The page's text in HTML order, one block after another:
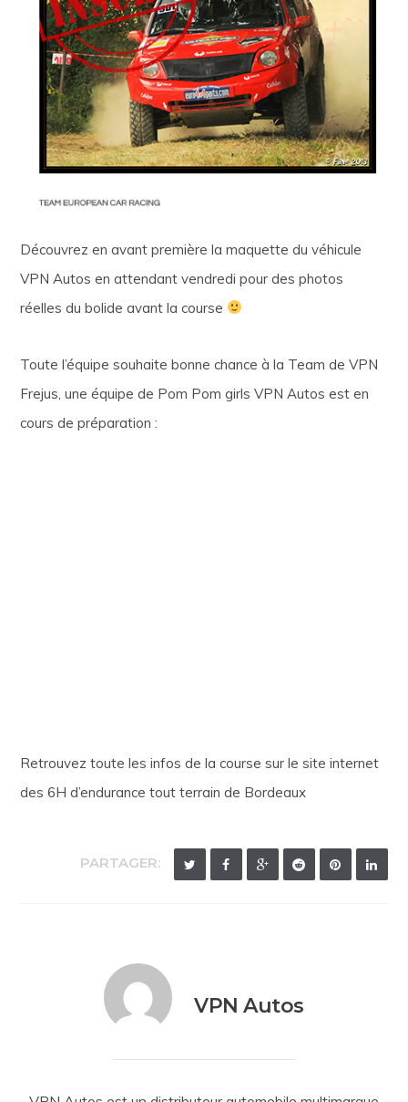
Découvrez en avant première la maquette du véhicule
VPN Autos en attendant vendredi pour des photos
réelles du bolide avant la course
Toute l’équipe souhaite bonne chance à la Team de VPN
Frejus, une équipe de Pom Pom girls VPN Autos est en
cours de préparation :
Retrouvez toute les infos de la course sur le site internet
des 6H d’endurance tout terrain de Bordeaux
PARTAGER:
VPN Autos